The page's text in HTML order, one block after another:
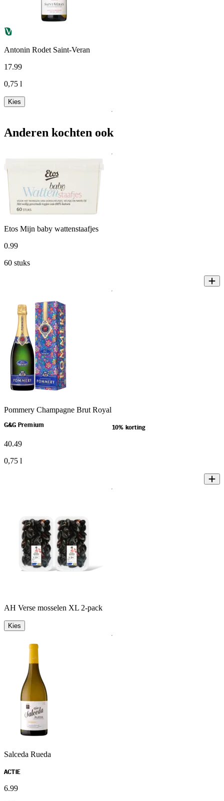
Antonin Rodet Saint-Veran
17.99
0,75 l
Kies
Anderen kochten ook
Etos Mijn baby wattenstaafjes
0.99
60 stuks
Pommery Champagne Brut Royal
G&G Premium 10% korting
40.49
0,75 l
AH Verse mosselen XL 2-pack
Kies
Salceda Rueda
ACTIE
6.99